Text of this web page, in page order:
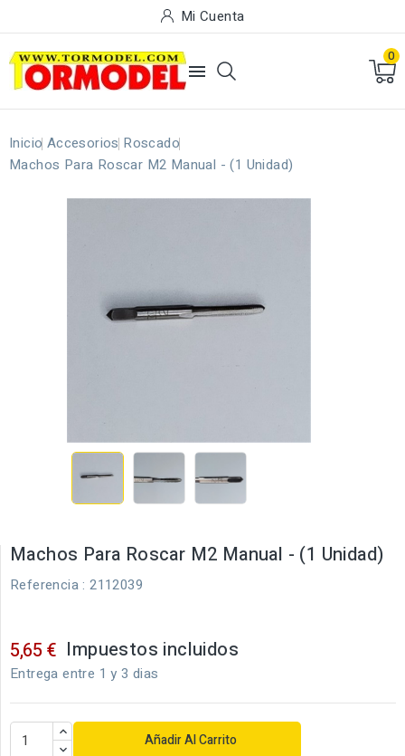
Mi Cuenta

0
Inicio Accesorios Roscado
Machos Para Roscar M2 Manual - (1 Unidad)
Machos Para Roscar M2 Manual - (1 Unidad)
Referencia : 2112039
5,65 € Impuestos incluidos
Entrega entre 1 y 3 dias
Añadir Al Carrito